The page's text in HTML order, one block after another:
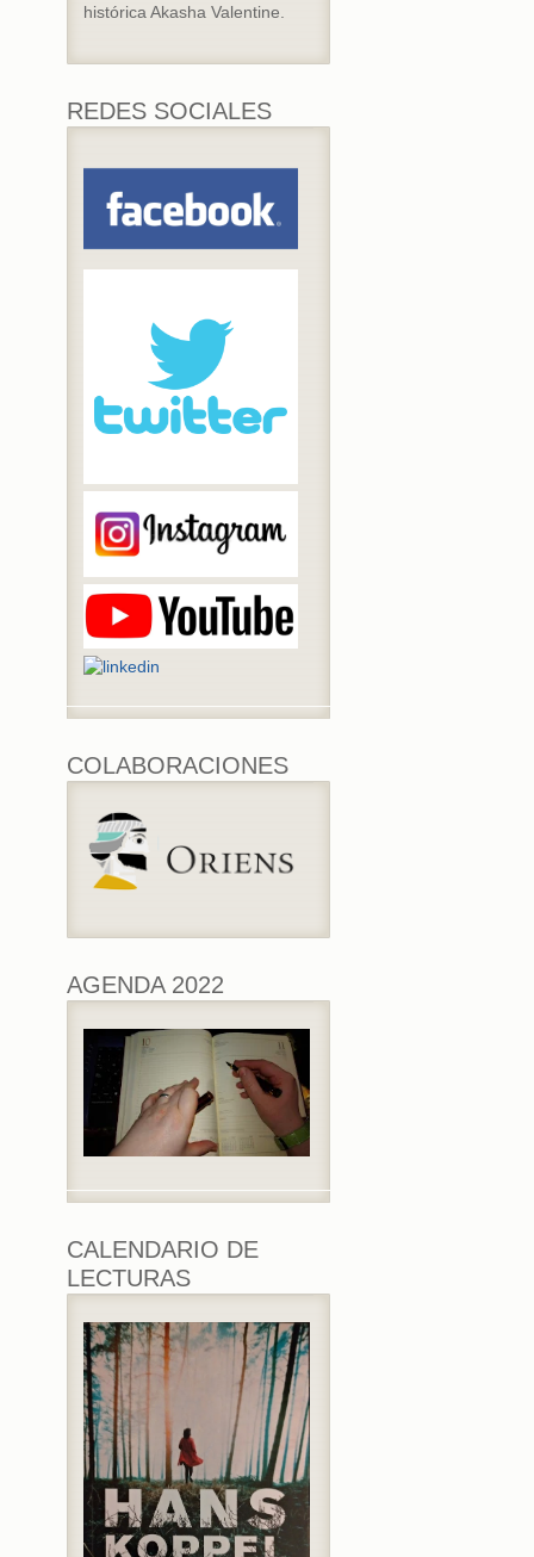
histórica Akasha Valentine.
REDES SOCIALES
COLABORACIONES
AGENDA 2022
CALENDARIO DE
LECTURAS